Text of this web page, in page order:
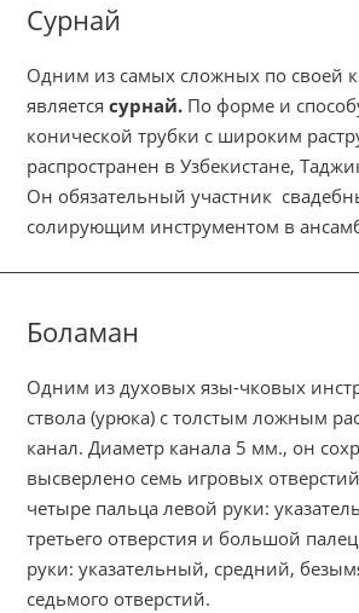
Сурнай
Одним из самых сложных по своей
является сурнай. По форме и
конической трубки с широким
распространен в Узбекистане,
Он обязательный участник
солирующим инструментом в
Боламан
Одним из духовых язы-чковых
ствола (урюка) с толстым ложным
канал. Диаметр канала 5 мм., он
высверлено семь игровых
четыре пальца левой руки:
третьего отверстия и большой
руки: указательный, средний,
седьмого отверстий.